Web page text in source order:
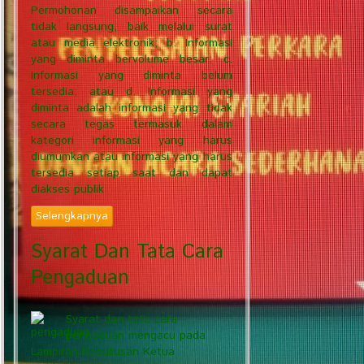
Permohonan disampaikan secara
tidak langsung, baik melalui surat
atau media elektronik; b. Informasi
yang diminta bervolume besar; c.
Informasi yang diminta belum
tersedia; atau d. Informasi yang
diminta adalah informasi yang tidak
secara tegas termasuk dalam
kategori informasi yang harus
diumumkan atau informasi yang harus
tersedia setiap saat dan dapat
diakses publik
Selengkapnya
Syarat Dan Tata Cara
Pengaduan
Syarat dan tata cara
pengaduan mengacu pada
Lampiran Keputusan Ketua